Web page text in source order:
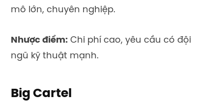
mô lớn, chuyên nghiệp.
Nhược điểm: Chi phí cao, yêu cầu có đội
ngũ kỹ thuật mạnh.
Big Cartel